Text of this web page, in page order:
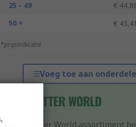
25 - 49
€
50 +
€ 43,41
*prijsindicatie
Voeg toe aan
Ons Better World assortiment